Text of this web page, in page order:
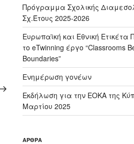
Επόμενο
Πρόγραμμα Σχολικής
Σχ.Έτους 2025-2026
Ευρωπαϊκή και Εθνική Ετικέτα
το eTwinning έργο “Classrooms
Boundaries”
Ενημέρωση γονέων
Εκδήλωση για την ΕΟΚΑ της
Μαρτίου 2025
ΆΡΘΡΑ